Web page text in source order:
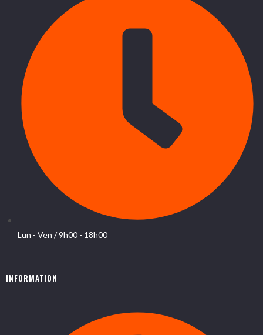
Lun - Ven / 9h00 - 18h00
INFORMATION